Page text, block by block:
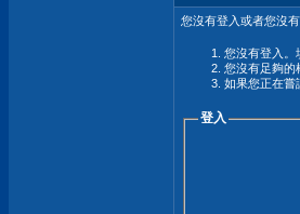
您沒有登入或者您沒
您沒有登入。
您沒有足夠的
如果您正在嘗
登入